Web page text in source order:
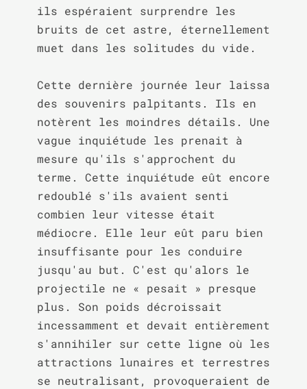
ils espéraient surprendre les
bruits de cet astre, éternellement
muet dans les solitudes du vide.
Cette dernière journée leur laissa
des souvenirs palpitants. Ils en
notèrent les moindres détails. Une
vague inquiétude les prenait à
mesure qu'ils s'approchent du
terme. Cette inquiétude eût encore
redoublé s'ils avaient senti
combien leur vitesse était
médiocre. Elle leur eût paru bien
insuffisante pour les conduire
jusqu'au but. C'est qu'alors le
projectile ne « pesait » presque
plus. Son poids décroissait
incessamment et devait entièrement
s'annihiler sur cette ligne où les
attractions lunaires et terrestres
se neutralisant, provoqueraient de